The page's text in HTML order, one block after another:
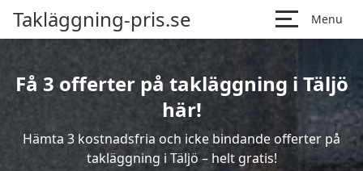
Takläggning-pris.se Menu
Få 3 offerter på takläggning i Täljö
här!
Hämta 3 kostnadsfria och icke bindande offerter på
takläggning i Täljö – helt gratis!